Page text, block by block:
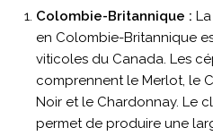
Colombie-Britannique :
en Colombie-Britannique
viticoles du Canada. Les
comprennent le Merlot, le
Noir et le Chardonnay. Le
permet de produire une